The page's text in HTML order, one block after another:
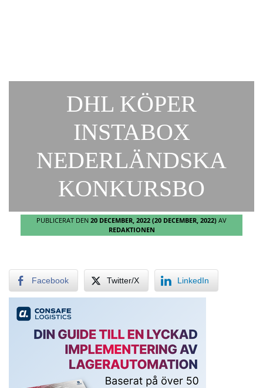
DHL KÖPER
INSTABOX
NEDERLÄNDSKA
KONKURSBO
PUBLICERAT DEN 20 DECEMBER, 2022 (20 DECEMBER, 2022) AV
REDAKTIONEN
Facebook Twitter/X LinkedIn